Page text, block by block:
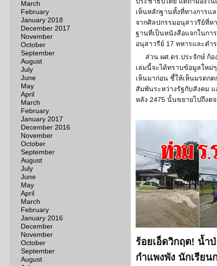
March
February
January 2018
December 2017
November
October
September
August
July
June
May
April
March
February
January 2017
December 2016
November
October
September
August
July
June
May
April
March
February
January 2016
December
November
October
September
August
เห็นหลักฐานทั้งที่ทางการแ
จากศิลปกรรมอนุสาวรีย์ที่ห
ฐานที่เป็นหนังสือแจกในกา
อนุสาวรีย์ 17 ทหารและตำ
ส่วน ผศ.ดร.ประจักษ์ ก้อ
เล่มนี้จะได้ทราบข้อมูลใหม่
เห็นมาก่อน ชี้ให้เห็นมรดก
สัมพันระหว่างรัฐกับสังคม
หลัง 2475 นั้นขยายไปถึงต
ร้อยเอ็ดวิกฤต! น้ำ
กำแพงพัง นักเรียน